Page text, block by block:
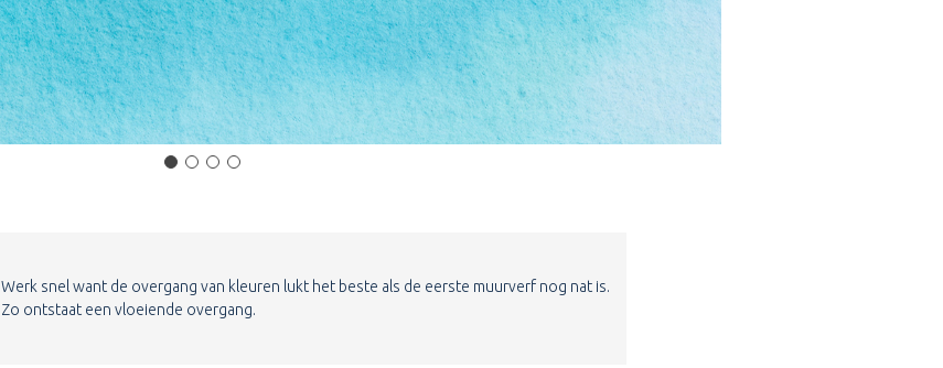
Werk snel want de overgang van kleuren lukt het beste als de eerste muurverf nog nat is.
Zo ontstaat een vloeiende overgang.